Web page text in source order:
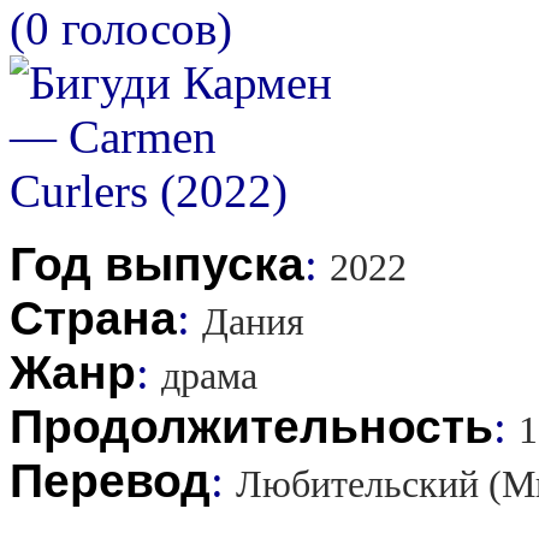
(0 голосов)
Год выпуска: 2022
Страна: Дания
Жанр: драма
Продолжительность:
Перевод: Любительский